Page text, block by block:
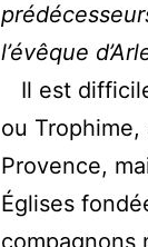
l’évêque
Il est
ou
Provence,
Églises
compagnons